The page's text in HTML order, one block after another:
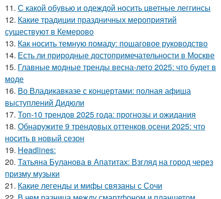
11. С какой обувью и одеждой носить цветные леггинсы
12. Какие традиции праздничных мероприятий
существуют в Кемерово
13. Как носить темную помаду: пошаговое руководство
14. Есть ли природные достопримечательности в Москве
15. Главные модные тренды весна-лето 2025: что будет в
моде
16. Во Владикавказе с концертами: полная афиша
выступлений Дидюли
17. Топ-10 трендов 2025 года: прогнозы и ожидания
18. Обнаружите 9 трендовых оттенков осени 2025: что
носить в новый сезон
19. Headlines:
20. Татьяна Буланова в Апатитах: Взгляд на город через
призму музыки
21. Какие легенды и мифы связаны с Сочи